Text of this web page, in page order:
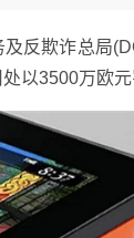
欺诈总局
以3500万欧元